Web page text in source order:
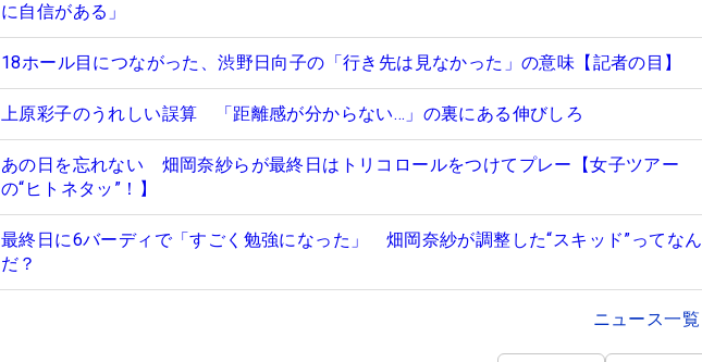
に自信がある」
18ホール目につながった、渋野日向子の「行き先は見なかった」の意味【記者の目】
上原彩子のうれしい誤算 「距離感が分からない…」の裏にある伸びしろ
あの日を忘れない 畑岡奈紗らが最終日はトリコロールをつけてプレー【女子ツアー
の“ヒトネタッ”！】
最終日に6バーディで「すごく勉強になった」 畑岡奈紗が調整した“スキッド”ってなん
だ？
ニュース一覧